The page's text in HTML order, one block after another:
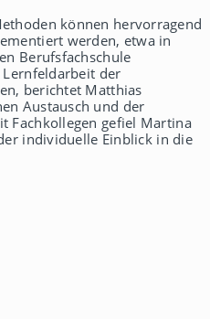
können hervorragend
werden, etwa in
Berufsfachschule
der
berichtet Matthias
Austausch und der
Fachkollegen gefiel Martina
individuelle Einblick in die